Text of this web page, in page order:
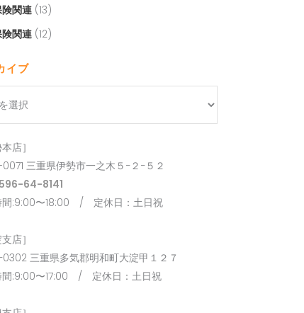
関連 (13)
関連 (12)
イブ
店］
三重県伊勢市一之木５−２−５２
64-8141
間:9:00〜18:00 / 定休日：土日祝
店］
三重県多気郡明和町大淀甲１２７
間:9:00〜17:00 / 定休日：土日祝